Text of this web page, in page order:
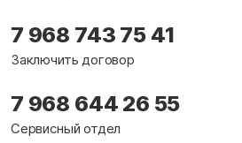
7 968 743 75 41
Заключить договор
7 968 644 26 55
Сервисный отдел